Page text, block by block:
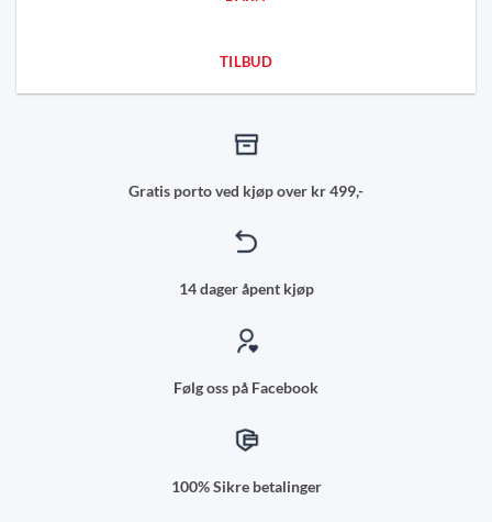
TILBUD
Gratis porto ved kjøp over kr 499,-
14 dager åpent kjøp
Følg oss på Facebook
100% Sikre betalinger